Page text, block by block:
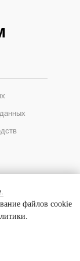
Meta
файлов cookie